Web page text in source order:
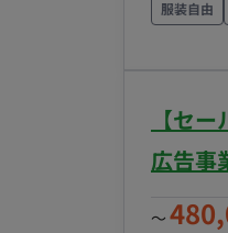
人数の
い、プロダク
・購入
UI設計 ・
働：可
服装自由
【セ
広告事
〜